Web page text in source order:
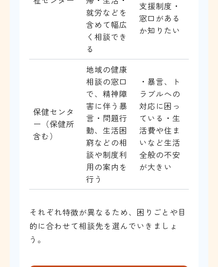
就労などを
含めて幅広
く相談でき
る
支援制度・
窓口がある
か知りたい
保健センタ
ー（保健所
含む）
地域の健康
相談の窓口
で、精神障
害に伴う暴
言・問題行
動、生活困
窮などの相
談や制度利
用の案内を
行う
・暴言、ト
ラブルへの
対応に困っ
ている・生
活費や住ま
いなど生活
全般の不安
が大きい
それぞれ特徴が異なるため、困りごとや目
的に合わせて相談先を選んでいきましょ
う。